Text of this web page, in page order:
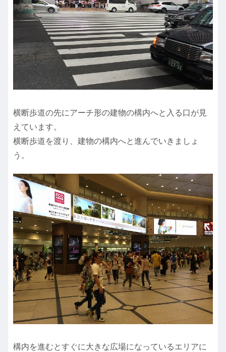
横断歩道の先にアーチ形の建物の構内へと入る口が見
えています。
横断歩道を渡り、建物の構内へと進んでいきましょ
う。
構内を進むとすぐに大きな広場になっているエリアに